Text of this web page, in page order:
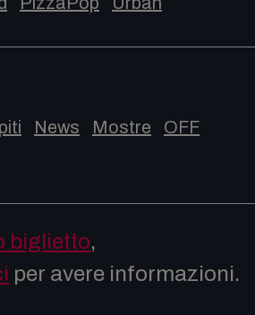
News Mostre
OFF
biglietto,
per avere informazioni.